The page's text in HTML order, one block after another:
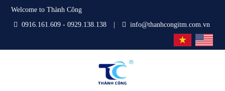
Welcome to Thành Công
0916.161.609 - 0929.138.138
info@thanhcongitm.com.vn